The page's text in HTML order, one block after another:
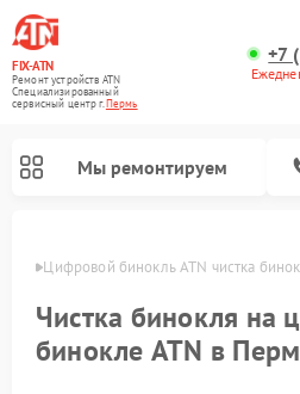
FIX-ATN
Ремонт устройств ATN
Специализированный
cервисный центр г.Пермь
+7
Мы ремонтируем
Цифровой бинокль ATN чистка
Чистка бинокля на
бинокле ATN в